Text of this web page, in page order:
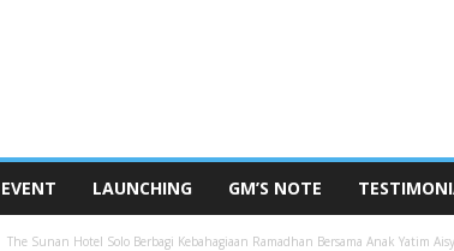
EVENT LAUNCHING GM’S NOTE
The Sunan Hotel Solo Berbagi Kebahagiaan Ramadhan Bersama Anak Yatim